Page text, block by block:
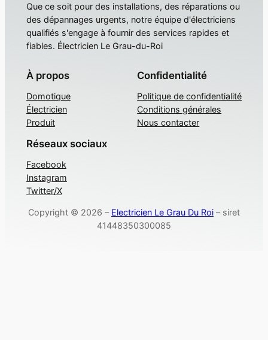
Que ce soit pour des installations, des réparations ou
des dépannages urgents, notre équipe d'électriciens
qualifiés s'engage à fournir des services rapides et
fiables. Électricien Le Grau-du-Roi
À propos
Domotique
Électricien
Produit
Confidentialité
Politique de confidentialité
Conditions générales
Nous contacter
Réseaux sociaux
Facebook
Instagram
Twitter/X
Copyright © 2026 – Electricien Le Grau Du Roi – siret
41448350300085